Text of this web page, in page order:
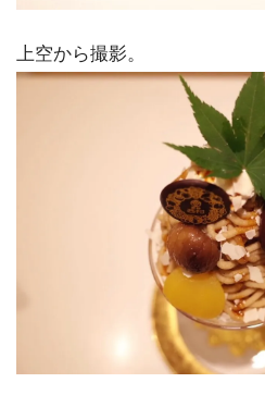
上空から撮影。